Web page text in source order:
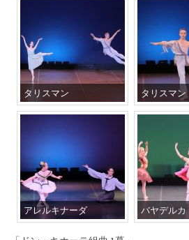
タリスマン タリスマン
アレルキナーダ バヤデルカ